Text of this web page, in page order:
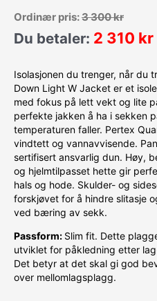
Ordinær pris:3 300kr
Du betaler: 2 310 kr
Isolasjonen du trenger, når du
Down Light W Jacket er et
med fokus på lett vekt og lite
perfekte jakken å ha i sekken
temperaturen faller. Pertex
vindtett og vannavvisende.
sertifisert ansvarlig dun. Høy,
og hjelmtilpasset hette gir
hals og hode. Skulder- og
forskjøvet for å hindre slitasje
ved bæring av sekk.
Passform: Slim fit. Dette
utviklet for påkledning etter
Det betyr at det skal gi god
over mellomlagsplagg.